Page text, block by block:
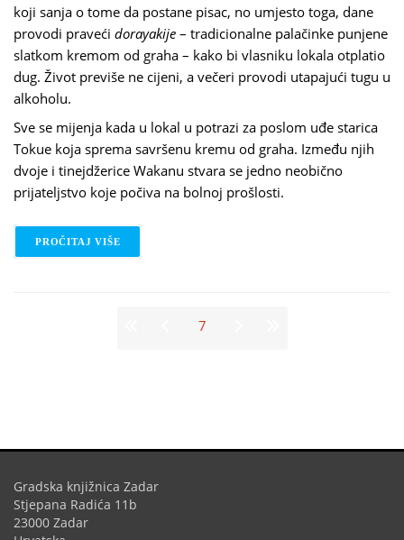
koji sanja o tome da postane pisac, no umjesto toga, dane
provodi praveći dorayakije – tradicionalne palačinke punjene
slatkom kremom od graha – kako bi vlasniku lokala otplatio
dug. Život previše ne cijeni, a večeri provodi utapajući tugu u
alkoholu.
Sve se mijenja kada u lokal u potrazi za poslom uđe starica
Tokue koja sprema savršenu kremu od graha. Između njih
dvoje i tinejdžerice Wakanu stvara se jedno neobično
prijateljstvo koje počiva na bolnoj prošlosti.
PROČITAJ VIŠE
7
Gradska knjižnica Zadar
Stjepana Radića 11b
23000 Zadar